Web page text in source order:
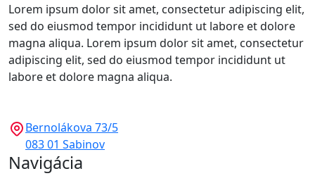
Lorem ipsum dolor sit amet, consectetur adipiscing elit,
sed do eiusmod tempor incididunt ut labore et dolore
magna aliqua. Lorem ipsum dolor sit amet, consectetur
adipiscing elit, sed do eiusmod tempor incididunt ut
labore et dolore magna aliqua.
Bernolákova 73/5
083 01 Sabinov
Navigácia